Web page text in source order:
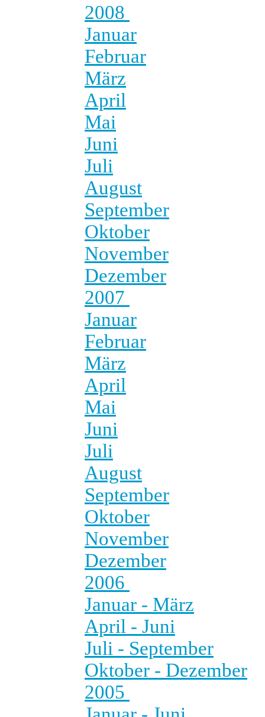
2008
Januar
Februar
März
April
Mai
Juni
Juli
August
September
Oktober
November
Dezember
2007
Januar
Februar
März
April
Mai
Juni
Juli
August
September
Oktober
November
Dezember
2006
Januar - März
April - Juni
Juli - September
Oktober - Dezember
2005